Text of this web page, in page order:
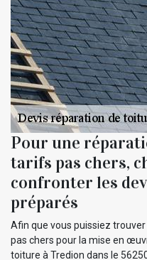
Pour une
tarifs pas chers,
confronter les
préparés
Afin que vous puissiez
pas chers pour la mise en
toiture à Tredion dans le